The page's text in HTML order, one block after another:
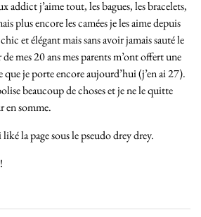
addict j’aime tout, les bagues, les bracelets,
plus encore les camées je les aime depuis
et élégant mais sans avoir jamais sauté le
mes 20 ans mes parents m’ont offert une
que je porte encore aujourd’hui (j’en ai 27).
beaucoup de choses et je ne le quitte
en somme.
liké la page sous le pseudo drey drey.